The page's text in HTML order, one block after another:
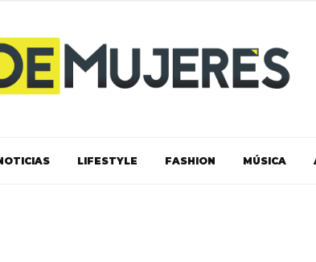
LIFESTYLE FASHION MÚSICA